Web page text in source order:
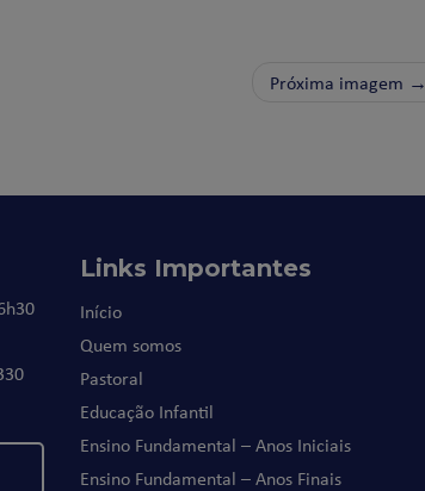
Próxima imagem →
Links Importantes
Início
Quem somos
Pastoral
Educação Infantil
Ensino Fundamental – Anos Iniciais
Ensino Fundamental – Anos Finais